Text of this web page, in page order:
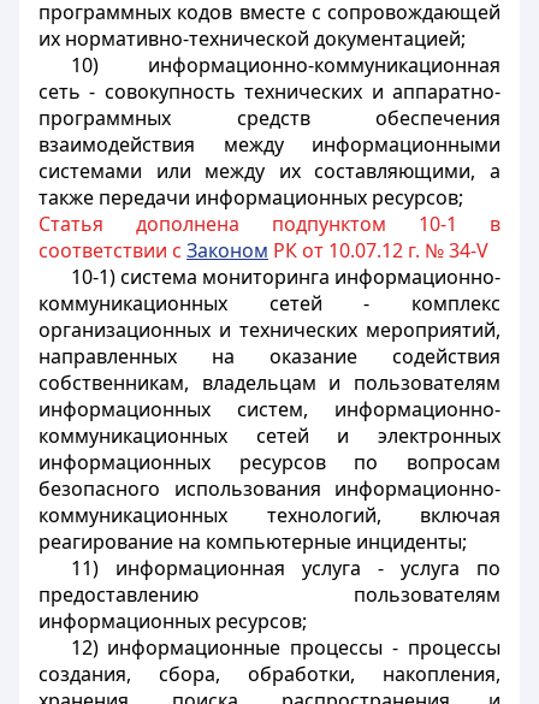
программных кодов вместе с сопровождающей
их нормативно-технической документацией;
10) информационно-коммуникационная
сеть - совокупность технических и аппаратно-
программных средств обеспечения
взаимодействия между информационными
системами или между их составляющими, а
также передачи информационных ресурсов;
Статья дополнена подпунктом 10-1 в
соответствии с Законом РК от 10.07.12 г. № 34-V
10-1) система мониторинга информационно-
коммуникационных сетей - комплекс
организационных и технических мероприятий,
направленных на оказание содействия
собственникам, владельцам и пользователям
информационных систем, информационно-
коммуникационных сетей и электронных
информационных ресурсов по вопросам
безопасного использования информационно-
коммуникационных технологий, включая
реагирование на компьютерные инциденты;
11) информационная услуга - услуга по
предоставлению пользователям
информационных ресурсов;
12) информационные процессы - процессы
создания, сбора, обработки, накопления,